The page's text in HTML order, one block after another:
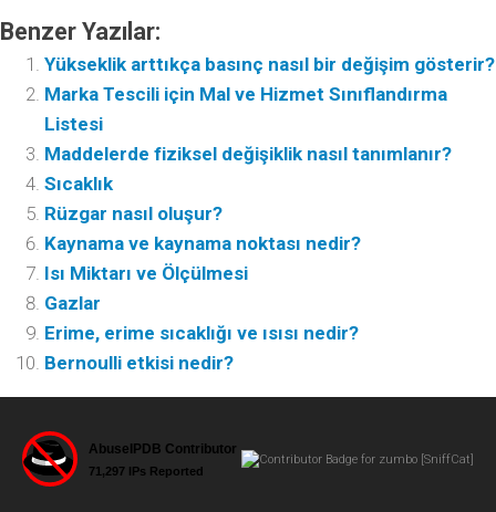
Benzer Yazılar:
Yükseklik arttıkça basınç nasıl bir değişim gösterir?
Marka Tescili için Mal ve Hizmet Sınıflandırma
Listesi
Maddelerde fiziksel değişiklik nasıl tanımlanır?
Sıcaklık
Rüzgar nasıl oluşur?
Kaynama ve kaynama noktası nedir?
Isı Miktarı ve Ölçülmesi
Gazlar
Erime, erime sıcaklığı ve ısısı nedir?
Bernoulli etkisi nedir?